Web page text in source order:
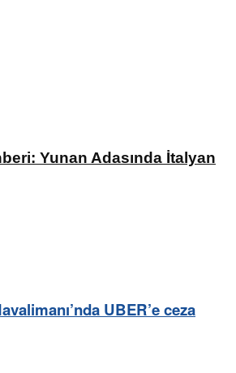
Yunan Adasında İtalyan
UBER’e ceza